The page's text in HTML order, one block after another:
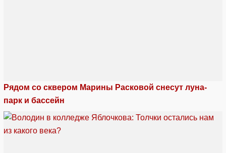
Рядом со сквером Марины Расковой снесут луна-
парк и бассейн